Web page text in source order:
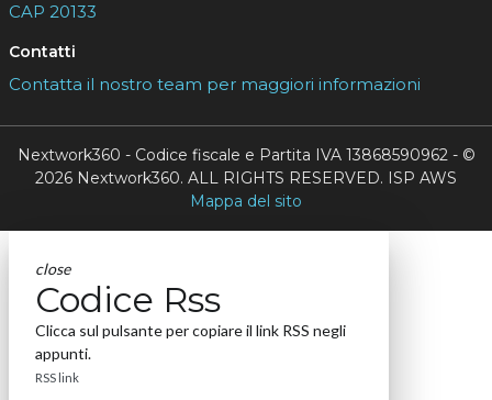
CAP 20133
Contatti
Contatta il nostro team per maggiori informazioni
Nextwork360 - Codice fiscale e Partita IVA 13868590962 - ©
2026 Nextwork360. ALL RIGHTS RESERVED. ISP AWS
Mappa del sito
close
Codice Rss
Clicca sul pulsante per copiare il link RSS negli
appunti.
RSS link